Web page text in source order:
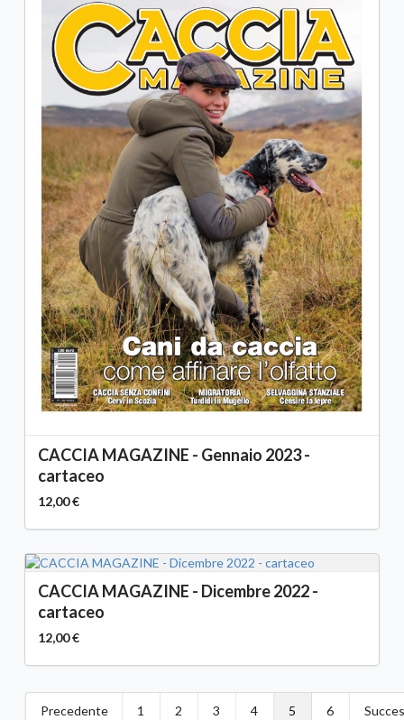
CACCIA MAGAZINE - Gennaio 2023 -
cartaceo
12,00 €
CACCIA MAGAZINE - Dicembre 2022 -
cartaceo
12,00 €
Precedente 1 2 3 4 5 6